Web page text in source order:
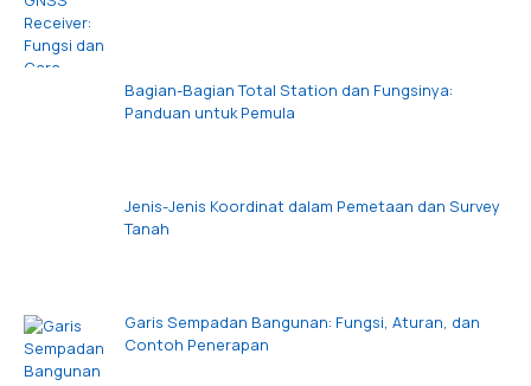
Bagian-Bagian Total Station dan Fungsinya:
Panduan untuk Pemula
Jenis-Jenis Koordinat dalam Pemetaan dan Survey
Tanah
Garis Sempadan Bangunan: Fungsi, Aturan, dan
Contoh Penerapan